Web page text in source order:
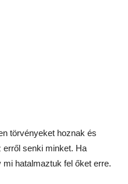
törvényeket hoznak és
erről senki minket. Ha
hatalmaztuk fel őket erre.